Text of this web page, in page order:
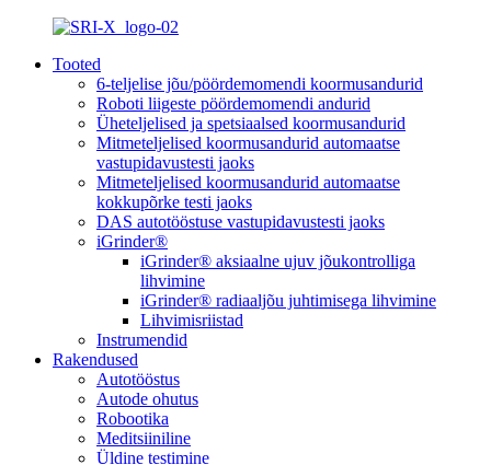
Tooted
6-teljelise jõu/pöördemomendi koormusandurid
Roboti liigeste pöördemomendi andurid
Üheteljelised ja spetsiaalsed koormusandurid
Mitmeteljelised koormusandurid automaatse
vastupidavustesti jaoks
Mitmeteljelised koormusandurid automaatse
kokkupõrke testi jaoks
DAS autotööstuse vastupidavustesti jaoks
iGrinder®
iGrinder® aksiaalne ujuv jõukontrolliga
lihvimine
iGrinder® radiaaljõu juhtimisega lihvimine
Lihvimisriistad
Instrumendid
Rakendused
Autotööstus
Autode ohutus
Robootika
Meditsiiniline
Üldine testimine